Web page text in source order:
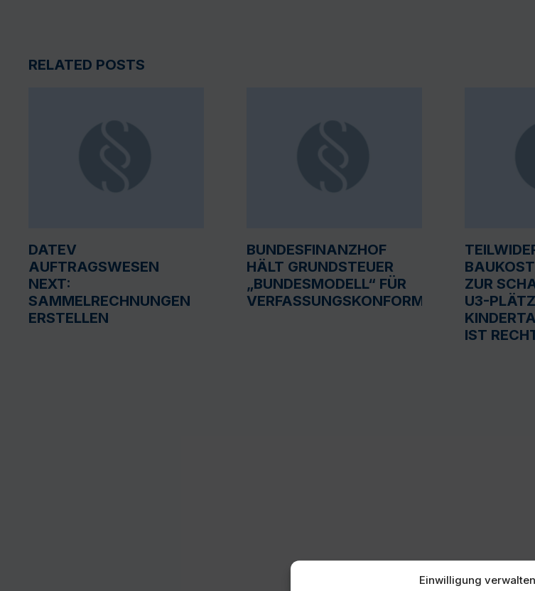
Einwilligung verwalten
RELATED POSTS
DATEV
AUFTRAGSWESEN
NEXT:
SAMMELRECHNUNGEN
ERSTELLEN
BUNDESFINANZHOF
HÄLT GRUNDSTEUER
„BUNDESMODELL“ FÜR
VERFASSUNGSKONFORM
ZUR
U3-
IST